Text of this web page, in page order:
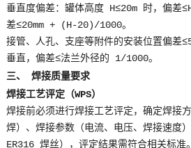
垂直度偏差：罐体高度 H≤20m 时，偏差
差≤20mm + (H-20)/1000。
接管、人孔、支座等附件的安装位置偏差
垂直，偏差≤法兰外径的 1/1000。
三、 焊接质量要求
焊接工艺评定（WPS）
焊接前必须进行焊接工艺评定，确定焊接
焊）、焊接参数（电流、电压、焊接速度
ER316 焊丝），评定结果需符合相关标准。